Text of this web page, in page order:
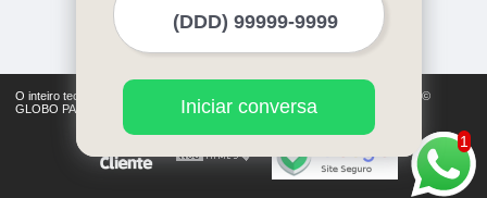
Mapa do site
O inteiro teor deste site está sujeito à proteção de direitos autorais. Copyright©
GLOBO PANFLETAGEM (Lei 9610 de 19/02/1998)
1
Iniciar conversa